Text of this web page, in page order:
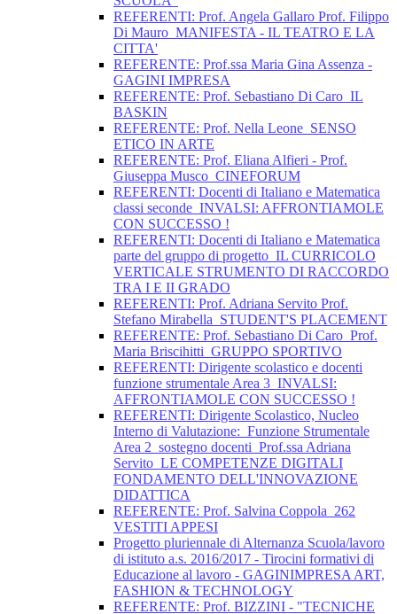
REFERENTI: Prof. Angela Gallaro Prof. Filippo
Di Mauro_MANIFESTA - IL TEATRO E LA
CITTA'
REFERENTE: Prof.ssa Maria Gina Assenza -
GAGINI IMPRESA
REFERENTE: Prof. Sebastiano Di Caro_IL
BASKIN
REFERENTE: Prof. Nella Leone_SENSO
ETICO IN ARTE
REFERENTE: Prof. Eliana Alfieri - Prof.
Giuseppa Musco_CINEFORUM
REFERENTI: Docenti di Italiano e Matematica
classi seconde_INVALSI: AFFRONTIAMOLE
CON SUCCESSO !
REFERENTI: Docenti di Italiano e Matematica
parte del gruppo di progetto_IL CURRICOLO
VERTICALE STRUMENTO DI RACCORDO
TRA I E II GRADO
REFERENTI: Prof. Adriana Servito Prof.
Stefano Mirabella_STUDENT'S PLACEMENT
REFERENTE: Prof. Sebastiano Di Caro_Prof.
Maria Briscihitti_GRUPPO SPORTIVO
REFERENTI: Dirigente scolastico e docenti
funzione strumentale Area 3_INVALSI:
AFFRONTIAMOLE CON SUCCESSO !
REFERENTI: Dirigente Scolastico, Nucleo
Interno di Valutazione:_Funzione Strumentale
Area 2_sostegno docenti_Prof.ssa Adriana
Servito_LE COMPETENZE DIGITALI
FONDAMENTO DELL'INNOVAZIONE
DIDATTICA
REFERENTE: Prof. Salvina Coppola_262
VESTITI APPESI
Progetto pluriennale di Alternanza Scuola/lavoro
di istituto a.s. 2016/2017 - Tirocini formativi di
Educazione al lavoro - GAGINIMPRESA ART,
FASHION & TECHNOLOGY
REFERENTE: Prof. BIZZINI - "TECNICHE